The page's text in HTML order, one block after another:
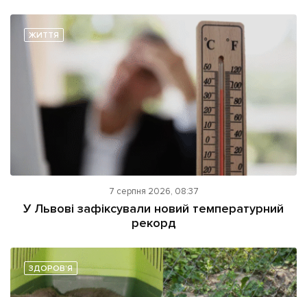
ЖИТТЯ
7 серпня 2026, 08:37
У Львові зафіксували новий температурний
рекорд
ЗДОРОВ'Я